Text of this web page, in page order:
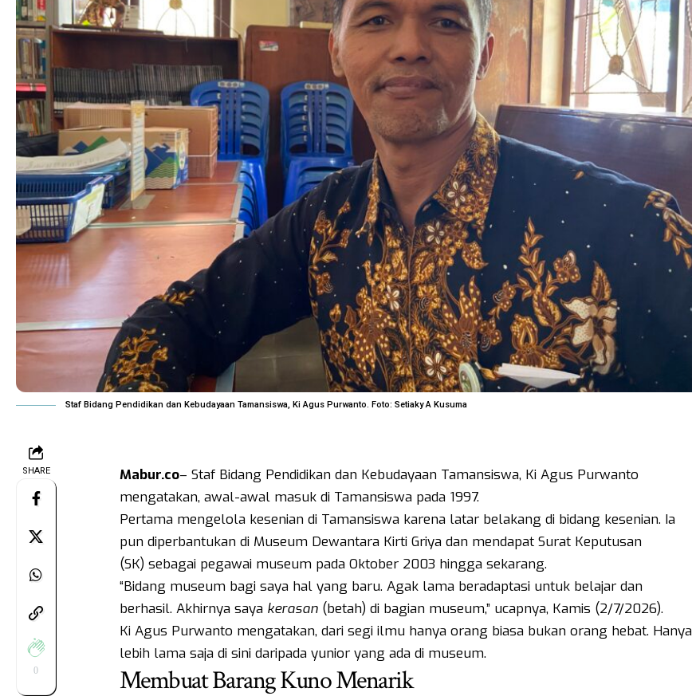
Staf Bidang Pendidikan dan Kebudayaan Tamansiswa, Ki Agus Purwanto. Foto: Setiaky A Kusuma
SHARE
0
Mabur.co– Staf Bidang Pendidikan dan Kebudayaan Tamansiswa, Ki Agus Purwanto
mengatakan, awal-awal masuk di Tamansiswa pada 1997.
Pertama mengelola kesenian di Tamansiswa karena latar belakang di bidang kesenian. Ia
pun diperbantukan di Museum Dewantara Kirti Griya dan mendapat Surat Keputusan
(SK) sebagai pegawai museum pada Oktober 2003 hingga sekarang.
“Bidang museum bagi saya hal yang baru. Agak lama beradaptasi untuk belajar dan
berhasil. Akhirnya saya kerasan(betah) di bagian museum,” ucapnya, Kamis (2/7/2026).
Ki Agus Purwanto mengatakan, dari segi ilmu hanya orang biasa bukan orang hebat. Hanya
lebih lama saja di sini daripada yunior yang ada di museum.
Membuat Barang Kuno Menarik